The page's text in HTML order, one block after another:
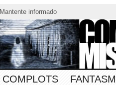
Mantente informado
COMPLOTS